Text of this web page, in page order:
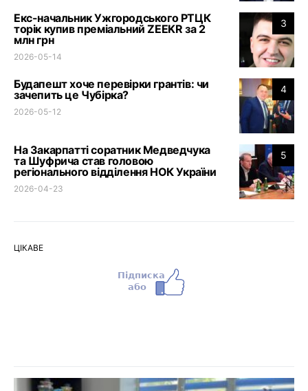
3
Екс-начальник Ужгородського РТЦК
торік купив преміальний ZEEKR за 2
млн грн
2026-05-14
4
Будапешт хоче перевірки грантів: чи
зачепить це Чубірка?
2026-05-12
5
На Закарпатті соратник Медведчука
та Шуфрича став головою
регіонального відділення НОК України
2026-04-23
ЦІКАВЕ